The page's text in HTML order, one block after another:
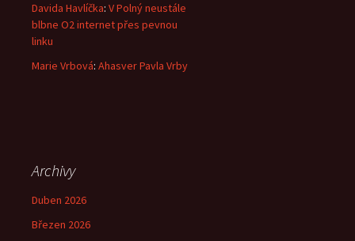
Davida Havlíčka: V Polný neustále
blbne O2 internet přes pevnou
linku
Marie Vrbová: Ahasver Pavla Vrby
Archivy
Duben 2026
Březen 2026